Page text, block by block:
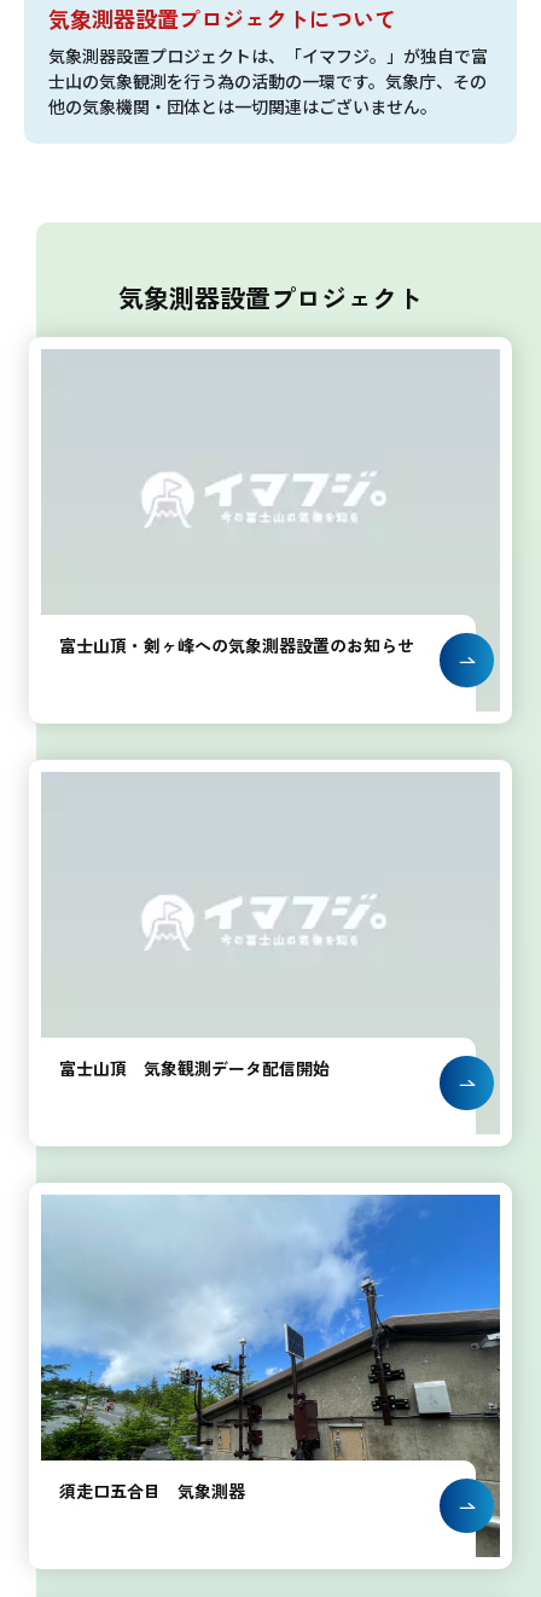
お知らせ
プロフェッショナルのつぶやき
プライバシーポリシー
気象庁 関連リンク
気象測器設置プロジェクトについて
気象測器設置プロジェクトは、「イマフジ。」が独自で富
士山の気象観測を行う為の活動の一環です。気象庁、その
他の気象機関・団体とは一切関連はございません。
気象測器設置プロジェクト
富士山頂・剣ヶ峰への気象測器設置のお知らせ
富士山頂 気象観測データ配信開始
須走口五合目 気象測器